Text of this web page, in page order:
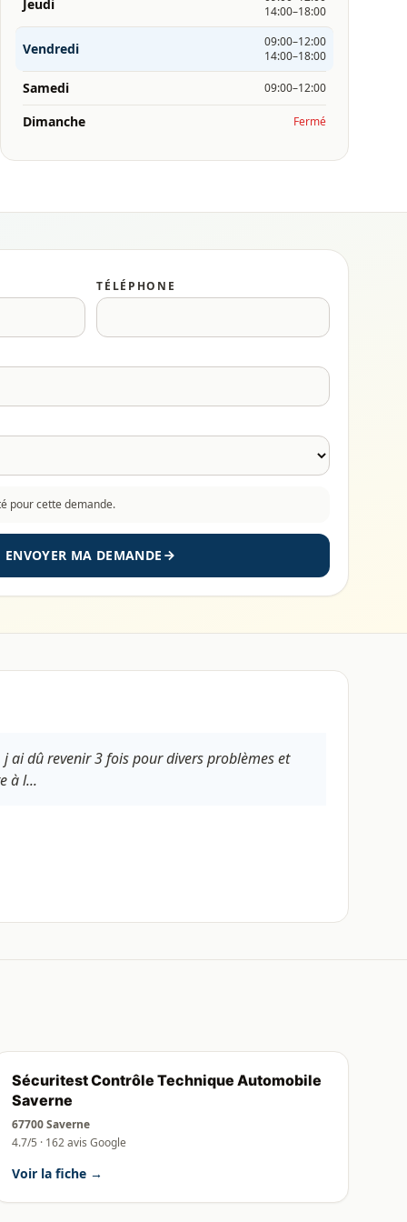
Jeudi
14:00–18:00
Vendredi
09:00–12:00
14:00–18:00
Samedi 09:00–12:00
Dimanche Fermé
TÉLÉPHONE
pour cette demande.
ENVOYER MA DEMANDE
ai dû revenir 3 fois pour divers problèmes et
à l...
Sécuritest Contrôle Technique Automobile
Saverne
67700 Saverne
4.7/5 · 162 avis Google
Voir la fiche →